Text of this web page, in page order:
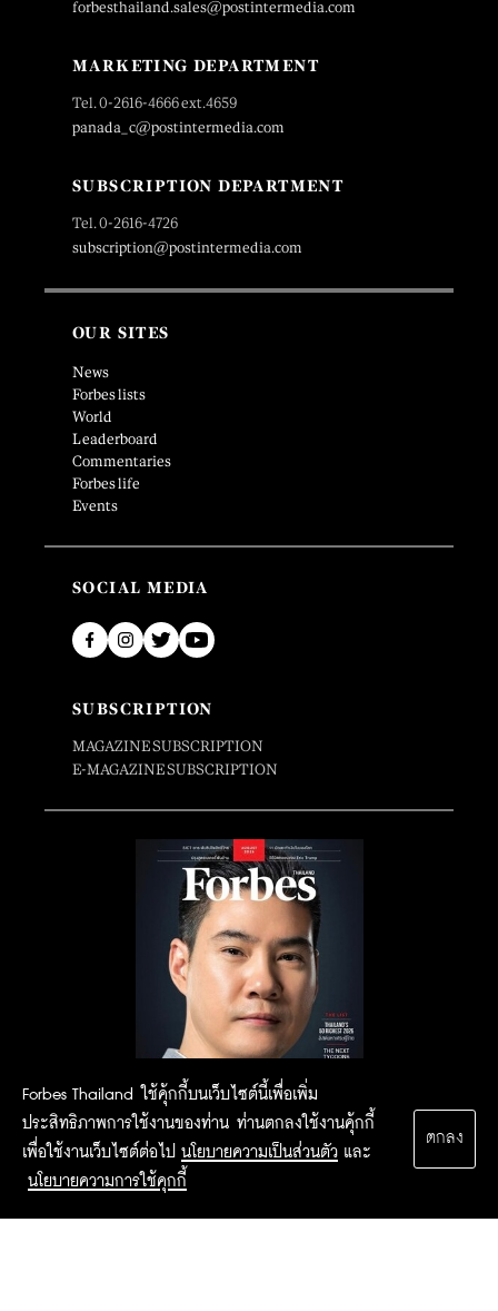
Forbes Thailand ใช้คุ้กกี้บนเว็บไซต์นี้เพื่อเพิ่ม
ประสิทธิภาพการใช้งานของท่าน ท่านตกลงใช้งานคุ้กกี้
เพื่อใช้งานเว็บไซต์ต่อไป นโยบายความเป็นส่วนตัว และ
นโยบายความการใช้คุกกี้
ตกลง
forbesthailand.sales@postintermedia.com
MARKETING DEPARTMENT
Tel. 0-2616-4666 ext.4659
panada_c@postintermedia.com
SUBSCRIPTION DEPARTMENT
Tel. 0-2616-4726
subscription@postintermedia.com
OUR SITES
News
Forbes lists
World
Leaderboard
Commentaries
Forbes life
Events
SOCIAL MEDIA
SUBSCRIPTION
MAGAZINE SUBSCRIPTION
E-MAGAZINE SUBSCRIPTION
2015 Forbesthailand.com ALL RIGHTS RESERVED